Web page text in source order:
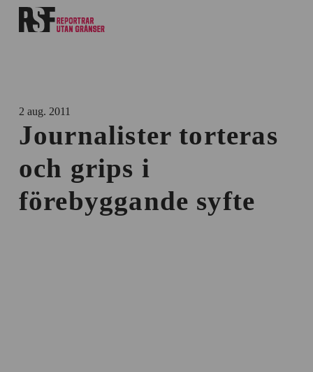
2 aug. 2011
Journalister torteras
och grips i
förebyggande syfte